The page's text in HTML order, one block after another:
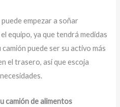
empezar a soñar
equipo, ya que tendrá medidas
puede ser su activo más
el trasero, así que escoja
camión de alimentos